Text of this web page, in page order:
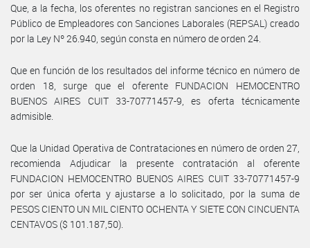
Que, a la fecha, los oferentes no registran sanciones en el Registro
Público de Empleadores con Sanciones Laborales (REPSAL) creado
por la Ley Nº 26.940, según consta en número de orden 24.
Que en función de los resultados del informe técnico en número de
orden 18, surge que el oferente FUNDACION HEMOCENTRO
BUENOS AIRES CUIT 33-70771457-9, es oferta técnicamente
admisible.
Que la Unidad Operativa de Contrataciones en número de orden 27,
recomienda Adjudicar la presente contratación al oferente
FUNDACION HEMOCENTRO BUENOS AIRES CUIT 33-70771457-9
por ser única oferta y ajustarse a lo solicitado, por la suma de
PESOS CIENTO UN MIL CIENTO OCHENTA Y SIETE CON CINCUENTA
CENTAVOS ($ 101.187,50).